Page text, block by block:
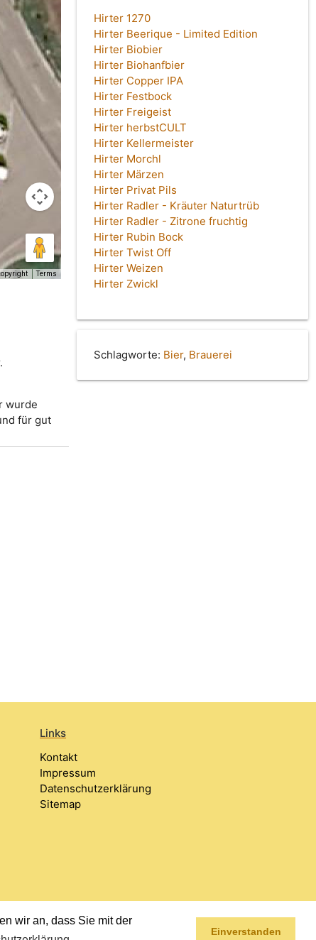
wir an, dass Sie mit der
Einverstanden
Terms
wurde
für gut
Hirter 1270
Hirter Beerique - Limited Edition
Hirter Biobier
Hirter Biohanfbier
Hirter Copper IPA
Hirter Festbock
Hirter Freigeist
Hirter herbstCULT
Hirter Kellermeister
Hirter Morchl
Hirter Märzen
Hirter Privat Pils
Hirter Radler - Kräuter Naturtrüb
Hirter Radler - Zitrone fruchtig
Hirter Rubin Bock
Hirter Twist Off
Hirter Weizen
Hirter Zwickl
Schlagworte: Bier, Brauerei
Links
Kontakt
Impressum
Datenschutzerklärung
Sitemap